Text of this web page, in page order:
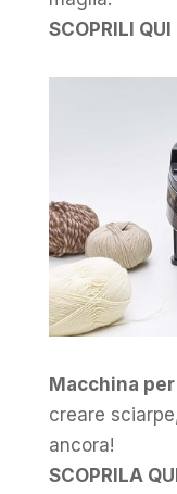
SCOPRILI QUI
Macchina
creare
ancora!
SCOPRILA QUI